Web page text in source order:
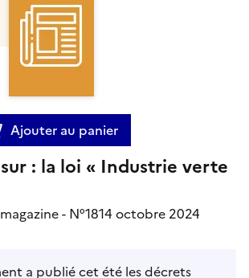
Ajouter au panier
: la loi « Industrie verte
- N°1814 octobre 2024
a publié cet été les décrets